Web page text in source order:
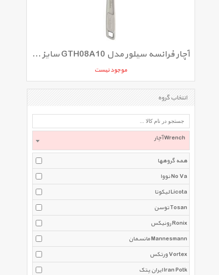
آچار فرانسه سیلور مدل GTH08A10 سایز 6 اینچ
موجود نیست
انتخاب گروه
آچار Wrench
همه گروهها
نووا No Va
لیکوتا Licota
توسن Tosan
رونیکس Ronix
مانسمان Mannesmann
ورتکس Vortex
ایران پتک Iran Potk